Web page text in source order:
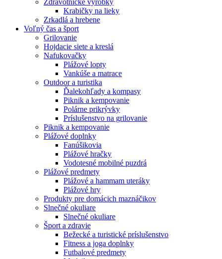
Zdravotnícke výrobky
Krabičky na lieky
Zrkadlá a hrebene
Voľný čas a šport
Grilovanie
Hojdacie siete a kreslá
Nafukovačky
Plážové lopty
Vankúše a matrace
Outdoor a turistika
Ďalekohľady a kompasy
Piknik a kempovanie
Polárne prikrývky
Príslušenstvo na grilovanie
Piknik a kempovanie
Plážové doplnky
Fanúšikovia
Plážové hračky
Vodotesné mobilné puzdrá
Plážové predmety
Plážové a hammam uteráky
Plážové hry
Produkty pre domácich maznáčikov
Slnečné okuliare
Slnečné okuliare
Šport a zdravie
Bežecké a turistické príslušenstvo
Fitness a joga doplnky
Futbalové predmety